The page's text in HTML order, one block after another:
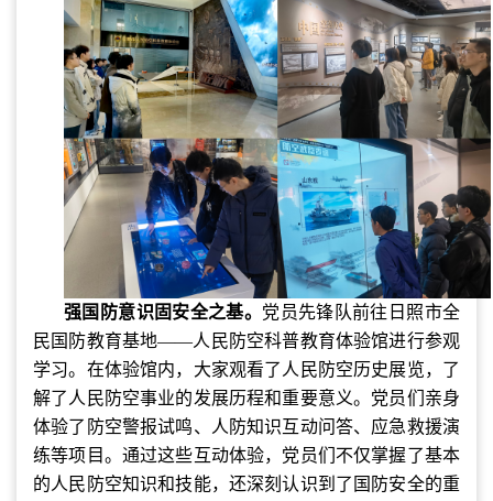
强国防意识固安全之基。 党员先锋队前往日照市全
民国防教育基地——人民防空科普教育体验馆进行参观
学习。在体验馆内，大家观看了人民防空历史展览，了
解了人民防空事业的发展历程和重要意义。党员们亲身
体验了防空警报试鸣、人防知识互动问答、应急救援演
练等项目。通过这些互动体验，党员们不仅掌握了基本
的人民防空知识和技能，还深刻认识到了国防安全的重